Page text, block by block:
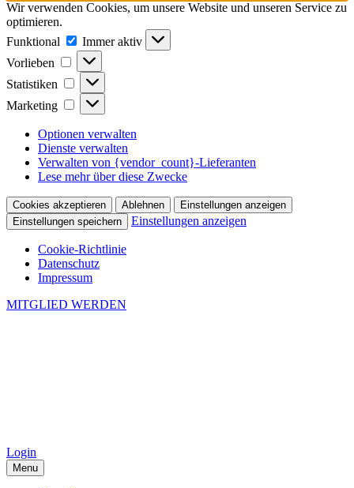
Wir verwenden Cookies, um unsere Website und unseren Service zu
optimieren.
Funktional
Funktional
Immer aktiv
Vorlieben
Vorlieben
Statistiken Statistiken
Marketing Marketing
Optionen verwalten
Dienste verwalten
Verwalten von {vendor_count}-Lieferanten
Lese mehr über diese Zwecke
Cookies akzeptieren Ablehnen
Einstellungen anzeigen
Einstellungen speichern
Einstellungen anzeigen
Cookie-Richtlinie
Datenschutz
Impressum
MITGLIED WERDEN
Login
Menu